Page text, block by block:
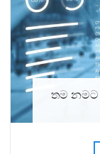
තම නමට